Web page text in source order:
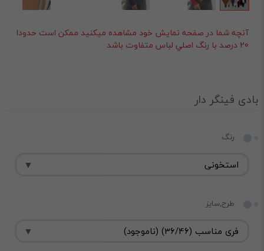
آنچه شما در صفحه نمايش خود مشاهده ميکنيد ممکن است حدودا
20 درصد با رنگ اصلي لباس متفاوت باشد
بادی فینگر دار
رنگ
طرح,سایز